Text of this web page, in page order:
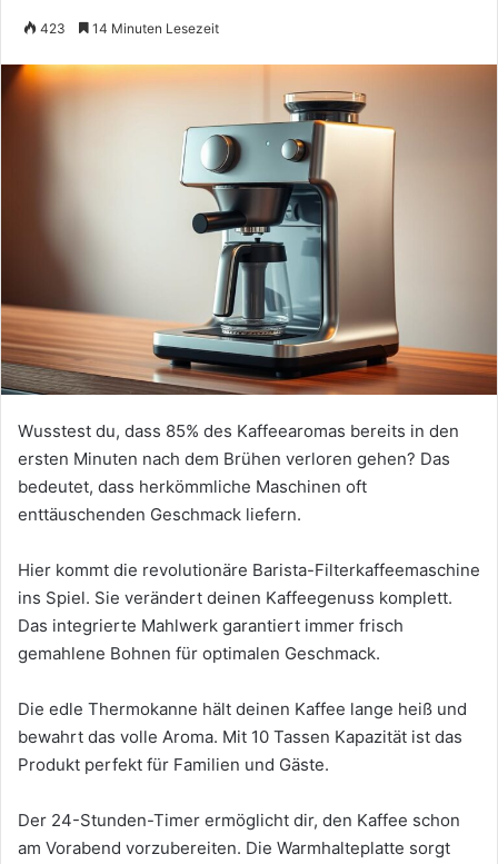
423 14 Minuten Lesezeit
Wusstest du, dass 85% des Kaffeearomas bereits in den
ersten Minuten nach dem Brühen verloren gehen? Das
bedeutet, dass herkömmliche Maschinen oft
enttäuschenden Geschmack liefern.
Hier kommt die revolutionäre Barista-Filterkaffeemaschine
ins Spiel. Sie verändert deinen Kaffeegenuss komplett.
Das integrierte Mahlwerk garantiert immer frisch
gemahlene Bohnen für optimalen Geschmack.
Die edle Thermokanne hält deinen Kaffee lange heiß und
bewahrt das volle Aroma. Mit 10 Tassen Kapazität ist das
Produkt perfekt für Familien und Gäste.
Der 24-Stunden-Timer ermöglicht dir, den Kaffee schon
am Vorabend vorzubereiten. Die Warmhalteplatte sorgt